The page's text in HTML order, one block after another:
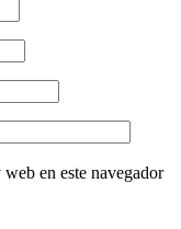
en este navegador